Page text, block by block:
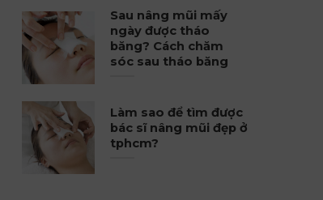
Sau nâng mũi mấy
ngày được tháo
băng? Cách chăm
sóc sau tháo băng
Làm sao để tìm được
bác sĩ nâng mũi đẹp ở
tphcm?